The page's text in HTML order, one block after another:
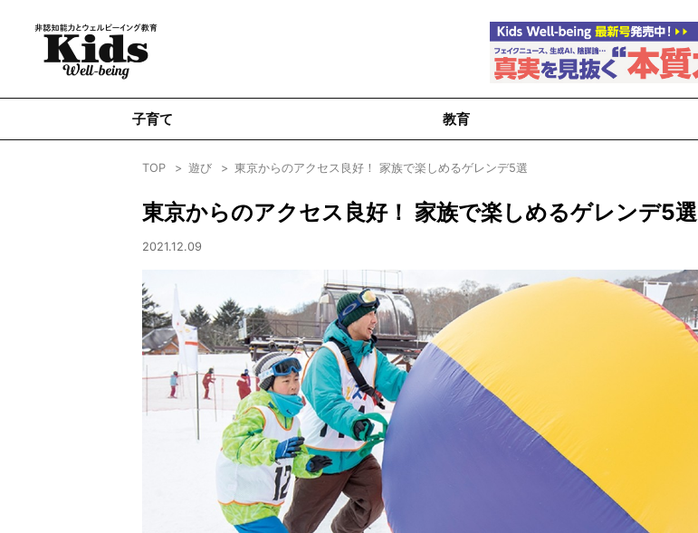
子育て 教育
TOP 遊び 東京からのアクセス良好！ 家族で楽しめるゲレンデ5選
東京からのアクセス良好！ 家族で楽しめるゲレンデ5選
2021.12.09